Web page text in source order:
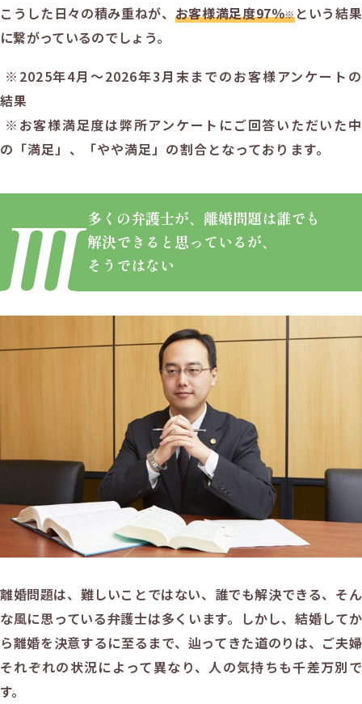
こうした日々の積み重ねが、 お客様満足度97％※という結果
に繋がっているのでしょう。
※2025年4月～2026年3月末までのお客様アンケートの
結果
※お客様満足度は弊所アンケートにご回答いただいた中
の「満足」、「やや満足」の割合となっております。
多くの弁護士が、 離婚問題は誰でも
解決できると思っているが、
そうではない
離婚問題は、難しいことではない、誰でも解決できる、そん
な風に思っている弁護士は多くいます。しかし、結婚してか
ら離婚を決意するに至るまで、辿ってきた道のりは、ご夫婦
それぞれの状況によって異なり、人の気持ちも千差万別で
す。